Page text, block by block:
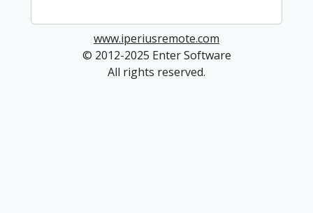
www.iperiusremote.com
© 2012-2025 Enter Software
All rights reserved.